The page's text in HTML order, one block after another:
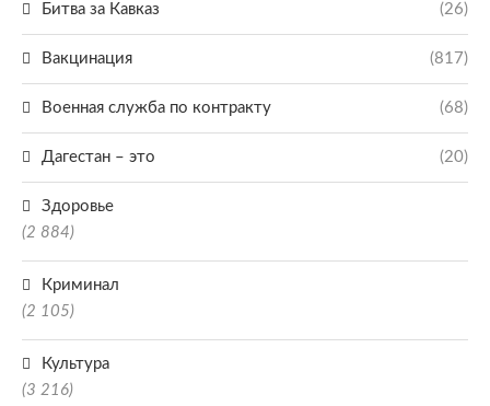
Битва за Кавказ (26)
Вакцинация (817)
Военная служба по контракту (68)
Дагестан – это (20)
Здоровье
(2 884)
Криминал
(2 105)
Культура
(3 216)